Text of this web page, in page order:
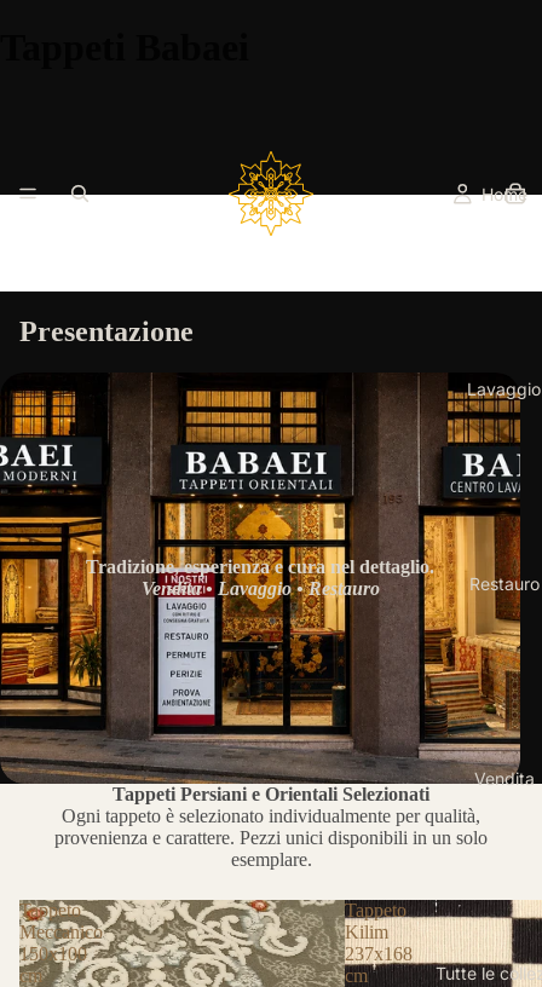
Home
Lavaggio
Restauro
Vendita
Tutte le
Presentazione
Tradizione, esperienza e cura nel dettaglio.
Vendita • Lavaggio • Restauro
Tappeti Persiani e Orientali Selezionati
Ogni tappeto è selezionato individualmente per qualità,
provenienza e carattere. Pezzi unici disponibili in un solo
esemplare.
Tappeto
Meccanico
150x100
cm
Tappeto
Kilim
237x168
cm